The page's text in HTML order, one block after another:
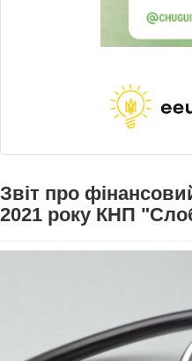
Звіт про
2021 року КНП